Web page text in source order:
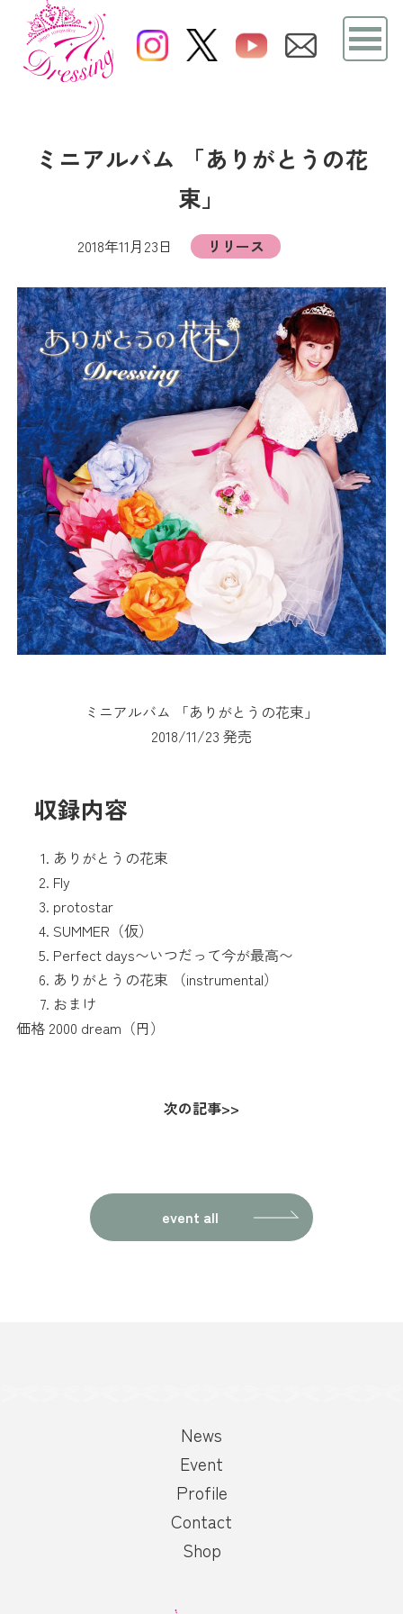
ミニアルバム 「ありがとうの花
束」
2018年11月23日 リリース
ミニアルバム 「ありがとうの花束」
2018/11/23 発売
収録内容
ありがとうの花束
Fly
protostar
SUMMER（仮）
Perfect days〜いつだって今が最高〜
ありがとうの花束 （instrumental）
おまけ
価格 2000 dream（円）
次の記事>>
event all
News
Event
Profile
Contact
Shop